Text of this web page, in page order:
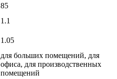
85
1.1
1.05
для больших помещений, для
офиса, для производственных
помещений